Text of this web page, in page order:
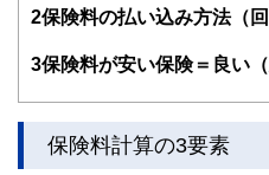
ている。「クライアン
モットーにしている。
2保険料の払い込み方法（回
3保険料が安い保険＝良い
保険料計算の3要素